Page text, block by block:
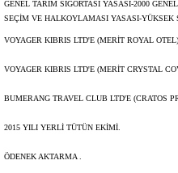
GENEL TARIM SİGORTASI YASASI-2000
SEÇİM VE HALKOYLAMASI YASASI-
VOYAGER KIBRIS LTD'E (MERİT ROYAL
VOYAGER KIBRIS LTD'E (MERİT CRYSTAL
BUMERANG TRAVEL CLUB LTD'E (CRATOS
2015 YILI YERLİ TÜTÜN EKİMİ.
ÖDENEK AKTARMA .